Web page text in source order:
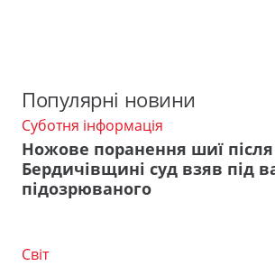
Популярні новини
Суботня інформація
Ножове поранення шиї після
Бердичівщині суд взяв під
підозрюваного
Світ